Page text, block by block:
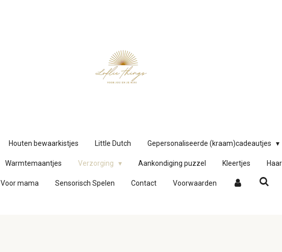
Houten bewaarkistjes Little Dutch Gepersonaliseerde (kraam)cadeautjes
Warmtemaantjes Verzorging Aankondiging puzzel Kleertjes
Voor mama Sensorisch Spelen Contact Voorwaarden